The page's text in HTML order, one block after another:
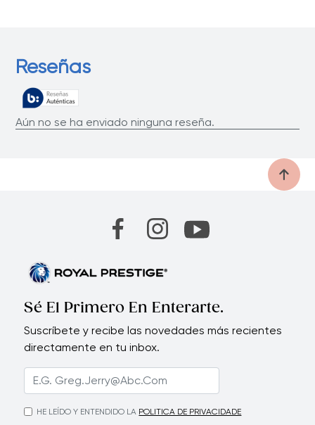
Reseñas
Aún no se ha enviado ninguna reseña.
Sé El Primero En Enterarte.
Suscríbete y recibe las novedades más recientes
directamente en tu inbox.
HE LEÍDO Y ENTENDIDO LA POLITICA DE PRIVACIDADE